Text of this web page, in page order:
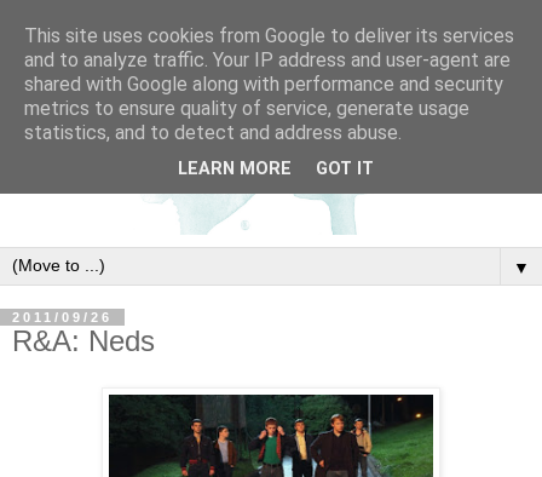
▼
2011/09/26
R&A: Neds
This site uses cookies from Google to deliver its services
and to analyze traffic. Your IP address and user-agent are
shared with Google along with performance and security
metrics to ensure quality of service, generate usage
statistics, and to detect and address abuse.
LEARN MORE GOT IT